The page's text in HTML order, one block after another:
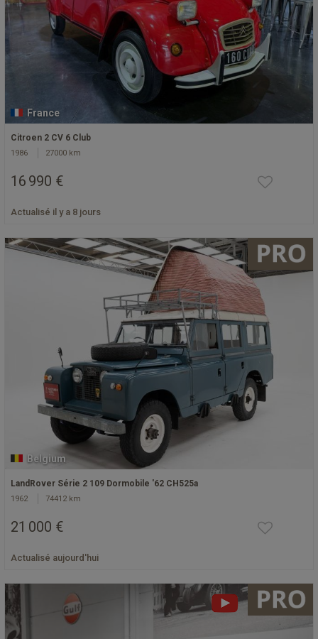
France
Citroen 2 CV 6 Club
1986 27000 km
16 990 €
Actualisé il y a 8 jours
Belgium
LandRover Série 2 109 Dormobile '62 CH525a
1962 74412 km
21 000 €
Actualisé aujourd'hui